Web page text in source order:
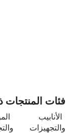
فئات المنتجات
الأنابيب
والتجهيزات